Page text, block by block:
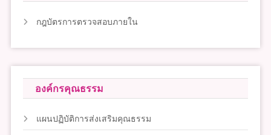
กฎบัตรการตรวจสอบภายใน
องค์กรคุณธรรม
แผนปฏิบัติการส่งเสริมคุณธรรม